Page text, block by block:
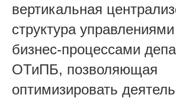
вертикальная
структура
бизнес-процессами
ОТиПБ, позволяющая
оптимизировать